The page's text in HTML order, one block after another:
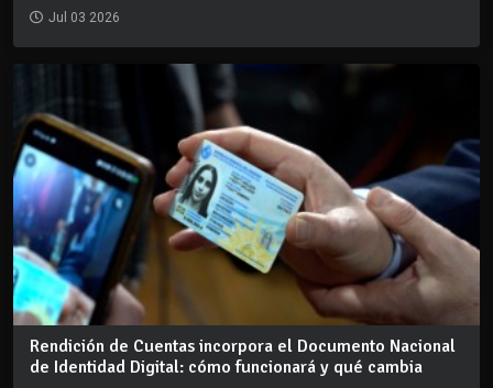
Jul 03 2026
Rendición de Cuentas incorpora el Documento Nacional
de Identidad Digital: cómo funcionará y qué cambia